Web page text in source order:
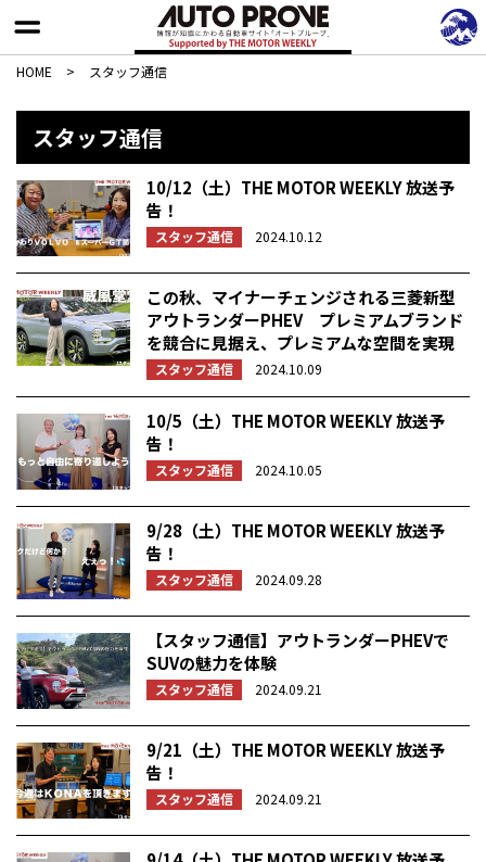
HOME > スタッフ通信
スタッフ通信
10/12（土）THE MOTOR WEEKLY 放送予
告！
スタッフ通信 2024.10.12
この秋、マイナーチェンジされる三菱新型
アウトランダーPHEV プレミアムブランド
を競合に見据え、プレミアムな空間を実現
スタッフ通信 2024.10.09
10/5（土）THE MOTOR WEEKLY 放送予
告！
スタッフ通信 2024.10.05
9/28（土）THE MOTOR WEEKLY 放送予
告！
スタッフ通信 2024.09.28
【スタッフ通信】アウトランダーPHEVで
SUVの魅力を体験
スタッフ通信 2024.09.21
9/21（土）THE MOTOR WEEKLY 放送予
告！
スタッフ通信 2024.09.21